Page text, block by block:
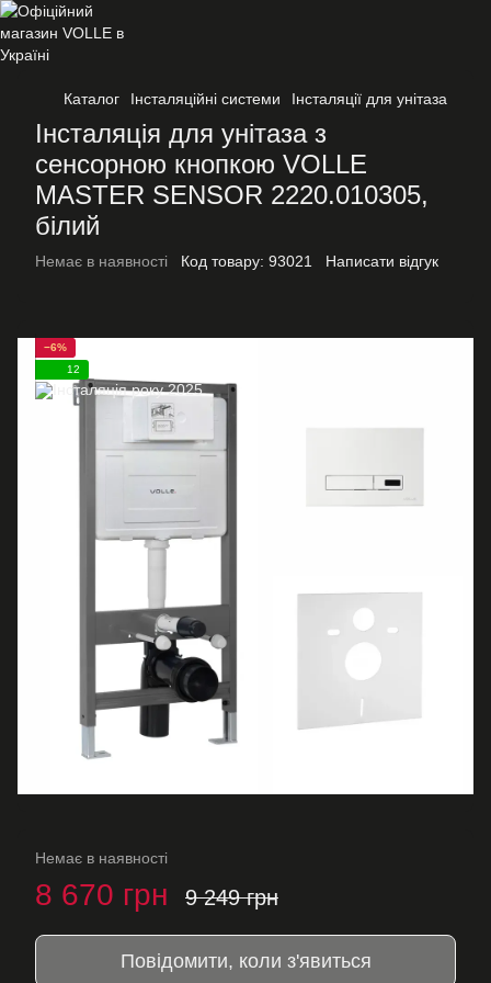
Каталог Інсталяційні системи Інсталяції для унітаза
Інсталяція для унітаза з
сенсорною кнопкою VOLLE
MASTER SENSOR 2220.010305,
білий
Немає в наявності Код товару: 93021 Написати відгук
−6%
12
Немає в наявності
8 670 грн 9 249 грн
Повідомити, коли з'явиться